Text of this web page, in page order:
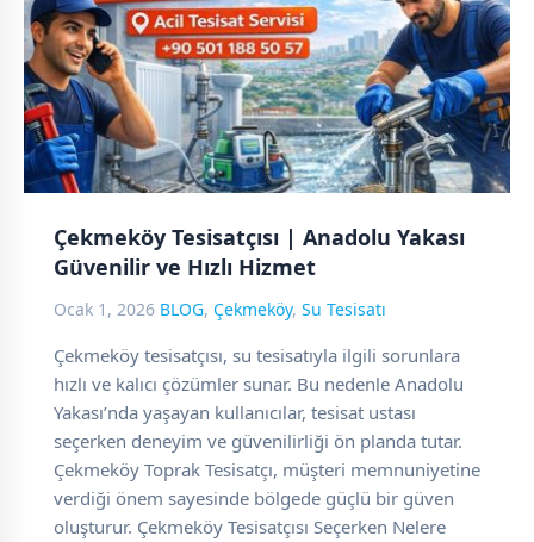
Çekmeköy Tesisatçısı | Anadolu Yakası
Güvenilir ve Hızlı Hizmet
Ocak 1, 2026 BLOG, Çekmeköy, Su Tesisatı
Çekmeköy tesisatçısı, su tesisatıyla ilgili sorunlara
hızlı ve kalıcı çözümler sunar. Bu nedenle Anadolu
Yakası’nda yaşayan kullanıcılar, tesisat ustası
seçerken deneyim ve güvenilirliği ön planda tutar.
Çekmeköy Toprak Tesisatçı, müşteri memnuniyetine
verdiği önem sayesinde bölgede güçlü bir güven
oluşturur. Çekmeköy Tesisatçısı Seçerken Nelere